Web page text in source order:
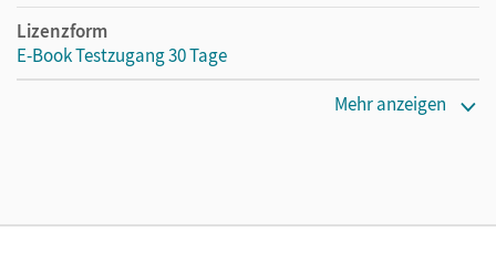
Lizenzform
E-Book Testzugang 30 Tage
Mehr anzeigen